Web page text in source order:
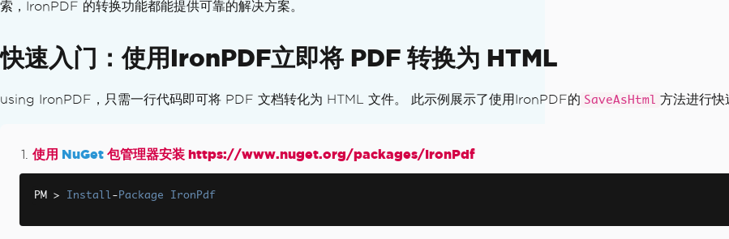
CSHTML 到 PDF（Razor 页面）
CSHTML 到 PDF (MVC 框架)
CSHTML到PDF（无头）
TLS 网站和系统登录
HTTP 请求头
线性化PDF
渲染选项
索，IronPDF 的转换功能都能提供可靠的解决方案。
快速入门：使用IronPDF立即将 PDF 转换为 HTML
using IronPDF，只需一行代码即可将 PDF 文档转化为 HTML 文件。 此示例展示了使用IronPDF的 SaveAsHtml 方法进行快
使用 NuGet 包管理器安装 https://www.nuget.org/packages/IronPdf
PM > Install- Package IronPdf